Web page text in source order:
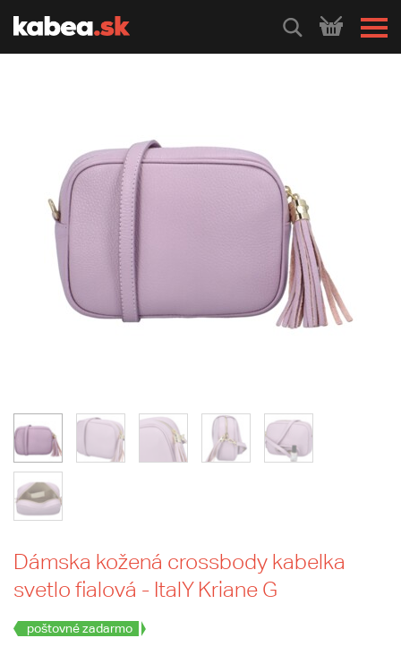
HLEDEJ
Dámska kožená crossbody kabelka
svetlo fialová - ItalY Kriane G
poštovné zadarmo